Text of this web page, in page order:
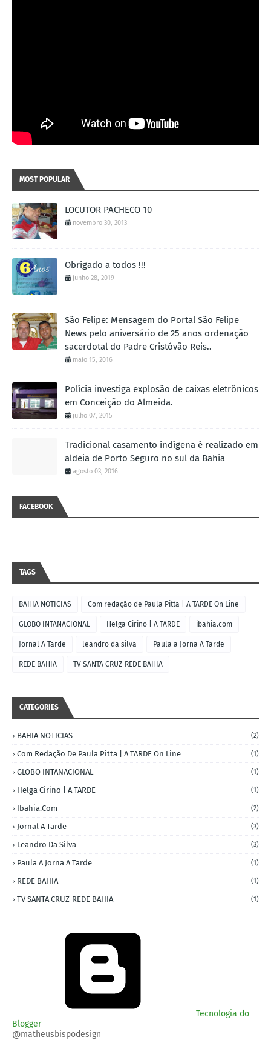
MOST POPULAR
LOCUTOR PACHECO 10
novembro 30, 2013
Obrigado a todos !!!
junho 28, 2019
São Felipe: Mensagem do Portal São Felipe
News pelo aniversário de 25 anos ordenação
sacerdotal do Padre Cristóvão Reis..
maio 15, 2016
Polícia investiga explosão de caixas eletrônicos
em Conceição do Almeida.
julho 07, 2015
Tradicional casamento indígena é realizado em
aldeia de Porto Seguro no sul da Bahia
agosto 03, 2016
FACEBOOK
TAGS
BAHIA NOTICIAS Com redação de Paula Pitta | A TARDE On Line
GLOBO INTANACIONAL Helga Cirino | A TARDE ibahia.com
Jornal A Tarde leandro da silva Paula a Jorna A Tarde
REDE BAHIA TV SANTA CRUZ-REDE BAHIA
CATEGORIES
BAHIA NOTICIAS (2)
Com Redação De Paula Pitta | A TARDE On Line (1)
GLOBO INTANACIONAL (1)
Helga Cirino | A TARDE (1)
Ibahia.com (2)
Jornal A Tarde (3)
Leandro Da Silva (3)
Paula A Jorna A Tarde (1)
REDE BAHIA (1)
TV SANTA CRUZ-REDE BAHIA (1)
Tecnologia do
Blogger
@matheusbispodesign